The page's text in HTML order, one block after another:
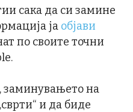
сака да си замине
ја објави
по своите точни
заминувањето на
и да биде